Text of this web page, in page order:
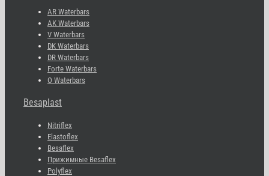
AR Waterbars
AK Waterbars
V Waterbars
DK Waterbars
DR Waterbars
Forte Waterbars
O Waterbars
Besaplast
Nitriflex
Elastoflex
Besaflex
Прижимные Besaflex
Polyflex